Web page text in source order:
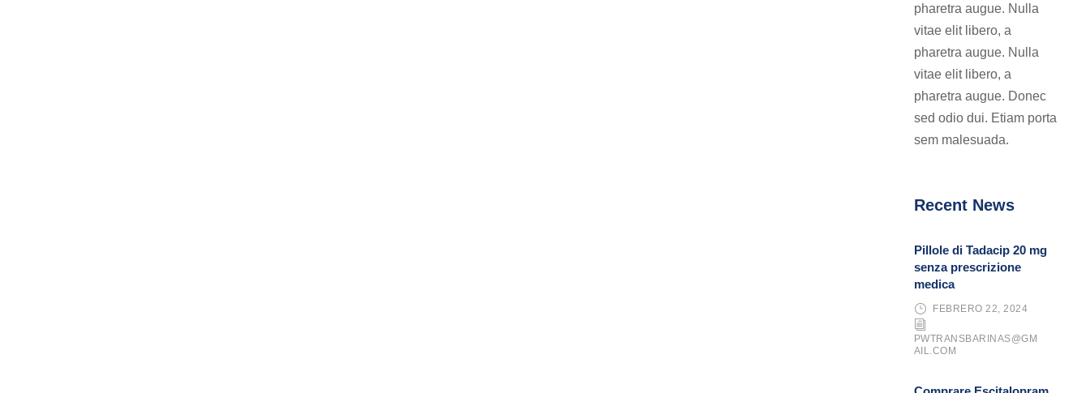
pharetra augue. Nulla
vitae elit libero, a
pharetra augue. Nulla
vitae elit libero, a
pharetra augue. Donec
sed odio dui. Etiam porta
sem malesuada.
Recent News
Pillole di Tadacip 20 mg
senza prescrizione
medica
FEBRERO 22, 2024
PWTRANSBARINAS@GM
AIL.COM